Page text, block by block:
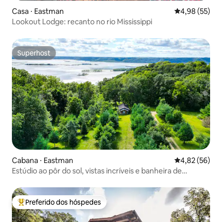
Casa ⋅ Eastman 4,98 de uma
4,98 (55)
Lookout Lodge: recanto no rio Mississippi
Superhost
Superhost
Cabana ⋅ Eastman 4,82 de uma
4,82 (56)
Estúdio ao pôr do sol, vistas incríveis e banheira de
Entre os melhores preferidos dos hóspedes
Preferido dos hóspedes